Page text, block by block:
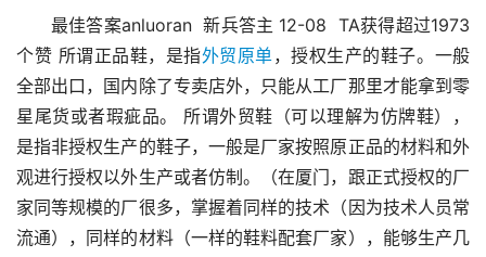
最佳答案anluoran  新兵答主 12-08  TA获得超过1973
个赞 所谓正品鞋，是指外贸原单，授权生产的鞋子。一般
全部出口，国内除了专卖店外，只能从工厂那里才能拿到零
星尾货或者瑕疵品。 所谓外贸鞋（可以理解为仿牌鞋），
是指非授权生产的鞋子，一般是厂家按照原正品的材料和外
观进行授权以外生产或者仿制。（在厦门，跟正式授权的厂
家同等规模的厂很多，掌握着同样的技术（因为技术人员常
流通），同样的材料（一样的鞋料配套厂家），能够生产几